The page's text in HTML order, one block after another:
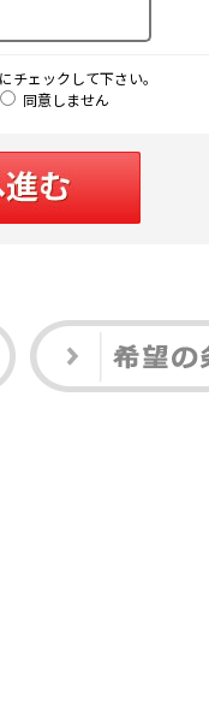
チェックして下さい。
同意しません